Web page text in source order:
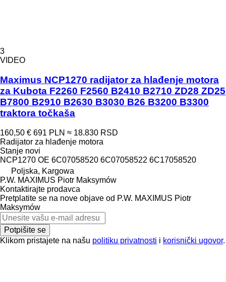
3
VIDEO
Maximus NCP1270 radijator za hlađenje motora
za Kubota F2260 F2560 B2410 B2710 ZD28 ZD25
B7800 B2910 B2630 B3030 B26 B3200 B3300
traktora točkaša
160,50 € 691 PLN ≈ 18.830 RSD
Radijator za hlađenje motora
Stanje novi
NCP1270 OE 6C07058520 6C07058522 6C17058520
Poljska, Kargowa
P.W. MAXIMUS Piotr Maksymów
Kontaktirajte prodavca
Pretplatite se na nove objave od P.W. MAXIMUS Piotr
Maksymów
Potpišite se
Klikom pristajete na našu politiku privatnosti i korisnički ugovor.